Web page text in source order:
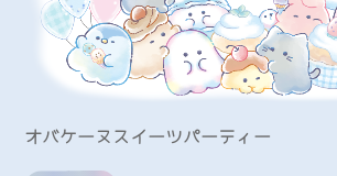
オバケーヌスイーツパーティー